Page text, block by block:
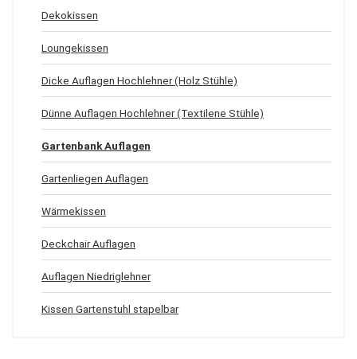
Dekokissen
Loungekissen
Dicke Auflagen Hochlehner (Holz Stühle)
Dünne Auflagen Hochlehner (Textilene Stühle)
Gartenbank Auflagen
Gartenliegen Auflagen
Wärmekissen
Deckchair Auflagen
Auflagen Niedriglehner
Kissen Gartenstuhl stapelbar